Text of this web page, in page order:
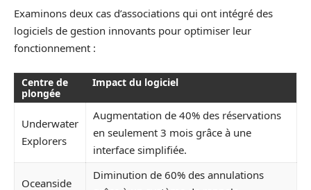
Examinons deux cas d’associations qui ont intégré des
logiciels de gestion innovants pour optimiser leur
fonctionnement :
Centre de
plongée
Impact du logiciel
Underwater
Explorers
Augmentation de 40% des réservations
en seulement 3 mois grâce à une
interface simplifiée.
Oceanside
Diminution de 60% des annulations